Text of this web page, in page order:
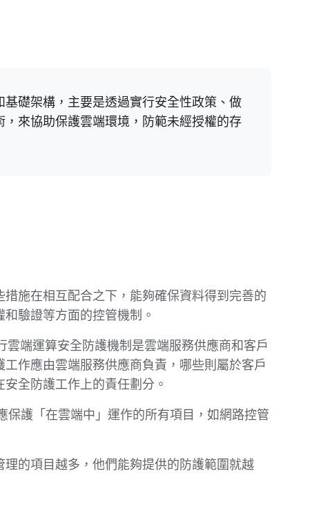
礎架構，主要是透過實行安全性政策、做
，來協助保護雲端環境，防範未經授權的存
施在相互配合之下，能夠確保資料得到完善的
驗證等方面的控管機制。
雲端運算安全防護機制是雲端服務供應商和客戶
作應由雲端服務供應商負責，哪些則屬於客戶
全防護工作上的責任劃分。
護「在雲端中」運作的所有項目，如網路控管
的項目越多，他們能夠提供的防護範圍就越